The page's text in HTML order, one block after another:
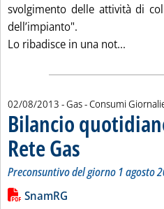
svolgimento delle attività di
dell’impianto".
Lo ribadisce in una not...
02/08/2013 - Gas - Consumi
Bilancio
Rete Gas . Sottotitolo:
. Pubblicata venerdì 02
Preconsuntivo del giorno 1 agosto
Leggi tutta la notizia: 'Bilancio
Lista allegati PDF alla
SnamRG